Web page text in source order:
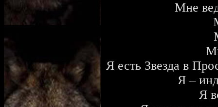
Мне
Я есть Звезда в
Я –
Я